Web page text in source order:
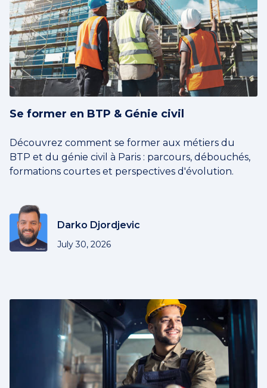
Se former en BTP & Génie civil
Découvrez comment se former aux métiers du
BTP et du génie civil à Paris : parcours, débouchés,
formations courtes et perspectives d'évolution.
Darko Djordjevic
July 30, 2026